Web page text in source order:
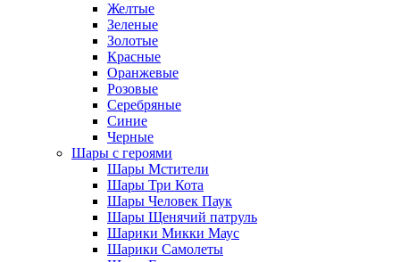
Желтые
Зеленые
Золотые
Красные
Оранжевые
Розовые
Серебряные
Синие
Черные
Шары с героями
Шары Мстители
Шары Три Кота
Шары Человек Паук
Шары Щенячий патруль
Шарики Микки Маус
Шарики Самолеты